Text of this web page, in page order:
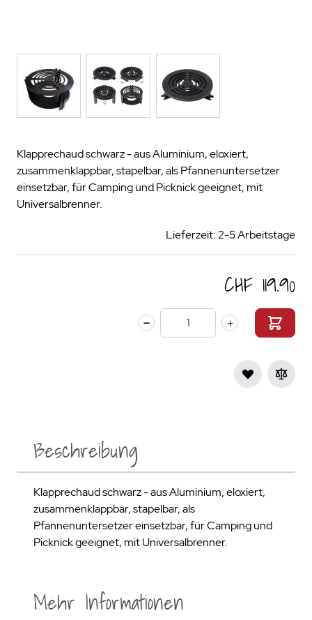
Klapprechaud schwarz - aus Aluminium, eloxiert,
zusammenklappbar, stapelbar, als Pfannenuntersetzer
einsetzbar, für Camping und Picknick geeignet, mit
Universalbrenner.
Lieferzeit: 2-5 Arbeitstage
CHF 119.90
Menge
Beschreibung
Klapprechaud schwarz - aus Aluminium, eloxiert,
zusammenklappbar, stapelbar, als
Pfannenuntersetzer einsetzbar, für Camping und
Picknick geeignet, mit Universalbrenner.
Mehr Informationen